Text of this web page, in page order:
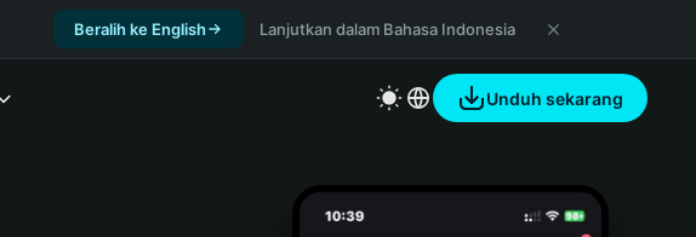
Beralih ke English Lanjutkan dalam Bahasa Indonesia
Unduh sekarang